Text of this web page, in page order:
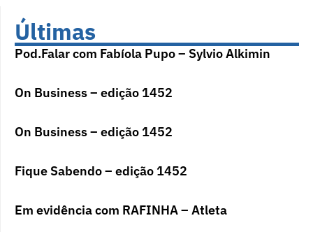
Últimas
Pod.Falar com Fabíola Pupo – Sylvio Alkimin
On Business – edição 1452
On Business – edição 1452
Fique Sabendo – edição 1452
Em evidência com RAFINHA – Atleta